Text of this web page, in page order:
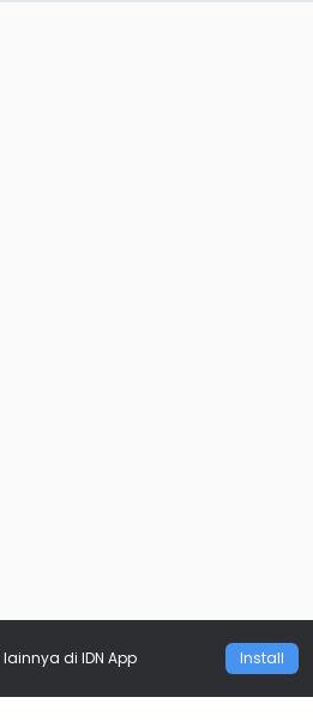
lainnya di IDN App Install